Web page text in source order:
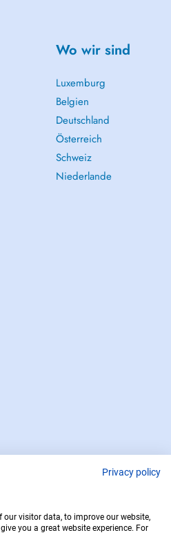
Wo wir sind
Luxemburg
Belgien
Deutschland
Österreich
Schweiz
Niederlande
Privacy policy
visitor data, to improve our website,
you a great website experience. For